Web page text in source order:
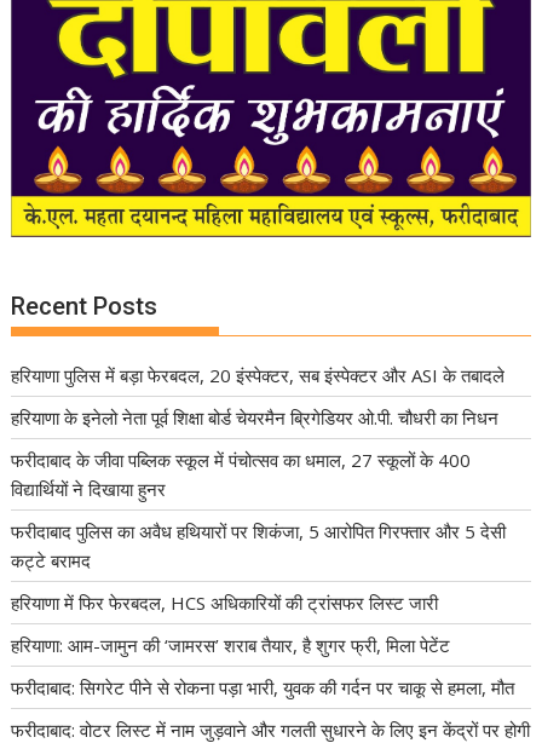
Recent Posts
हरियाणा पुलिस में बड़ा फेरबदल, 20 इंस्पेक्टर, सब इंस्पेक्टर और ASI के तबादले
हरियाणा के इनेलो नेता पूर्व शिक्षा बोर्ड चेयरमैन ब्रिगेडियर ओ.पी. चौधरी का निधन
फरीदाबाद के जीवा पब्लिक स्कूल में पंचोत्सव का धमाल, 27 स्कूलों के 400
विद्यार्थियों ने दिखाया हुनर
फरीदाबाद पुलिस का अवैध हथियारों पर शिकंजा, 5 आरोपित गिरफ्तार और 5 देसी
कट्टे बरामद
हरियाणा में फिर फेरबदल, HCS अधिकारियों की ट्रांसफर लिस्ट जारी
हरियाणा: आम-जामुन की ‘जामरस’ शराब तैयार, है शुगर फ्री, मिला पेटेंट
फरीदाबाद: सिगरेट पीने से रोकना पड़ा भारी, युवक की गर्दन पर चाकू से हमला, मौत
फरीदाबाद: वोटर लिस्ट में नाम जुड़वाने और गलती सुधारने के लिए इन केंद्रों पर होगी